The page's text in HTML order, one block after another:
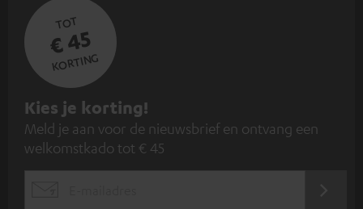
TOT
€ 45
KORTING
A
a
n
Kies je korting!
Meld je aan voor de nieuwsbrief en ontvang een
welkomstkado tot € 45